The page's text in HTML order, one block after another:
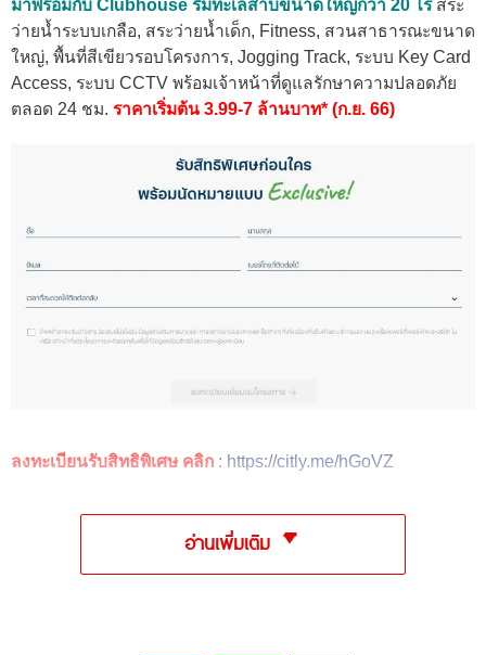
มาพร้อมกับ Clubhouse ริมทะเลสาบขนาดใหญ่กว่า 20 ไร่ สระ
ว่ายน้ำระบบเกลือ, สระว่ายน้ำเด็ก, Fitness, สวนสาธารณะขนาด
ใหญ่, พื้นที่สีเขียวรอบโครงการ, Jogging Track, ระบบ Key Card
Access, ระบบ CCTV พร้อมเจ้าหน้าที่ดูแลรักษาความปลอดภัย
ตลอด 24 ชม. ราคาเริ่มต้น 3.99-7 ล้านบาท* (ก.ย. 66)
ลงทะเบียนรับสิทธิพิเศษ คลิก : https://citly.me/hGoVZ
อ่านเพิ่มเติม